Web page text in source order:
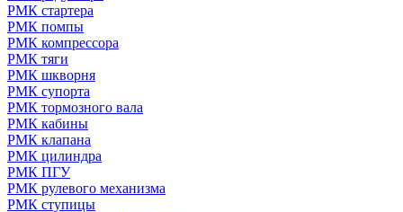
РМК стартера
РМК помпы
РМК компрессора
РМК тяги
РМК шкворня
РМК супорта
РМК тормозного вала
РМК кабины
РМК клапана
РМК цилиндра
РМК ПГУ
РМК рулевого механизма
РМК ступицы